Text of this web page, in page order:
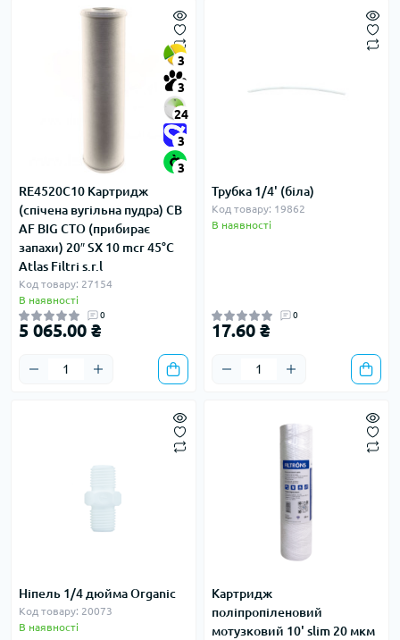
3
3
24
3
3
RE4520C10 Картридж
(спічена вугільна пудра) CB
AF BIG CTO (прибирає
запахи) 20″ SX 10 mcr 45°C
Atlas Filtri s.r.l
Код товару: 27154
В наявності
0
5 065.00 ₴
Трубка 1/4' (біла)
Код товару: 19862
В наявності
0
17.60 ₴
Ніпель 1/4 дюйма Organic
Код товару: 20073
В наявності
Картридж
поліпропіленовий
мотузковий 10' slim 20 мкм